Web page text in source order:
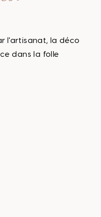
l'artisanat, la déco
dans la folle